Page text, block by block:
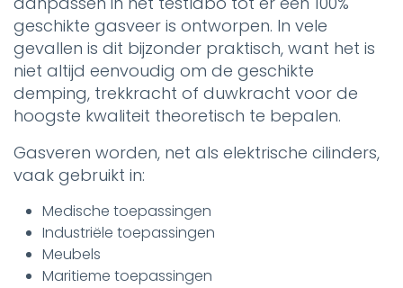
geschikte gasveer is ontworpen. In vele
gevallen is dit bijzonder praktisch, want het is
niet altijd eenvoudig om de geschikte
demping, trekkracht of duwkracht voor de
hoogste kwaliteit theoretisch te bepalen.
Gasveren worden, net als elektrische cilinders,
vaak gebruikt in:
Medische toepassingen
Industriële toepassingen
Meubels
Maritieme toepassingen